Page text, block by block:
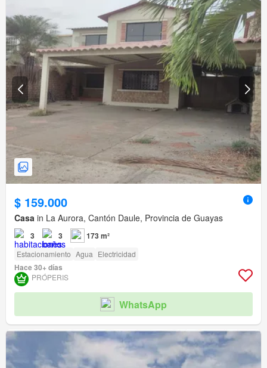
$ 159.000
Casa in La Aurora, Cantón Daule, Provincia de Guayas
3 3 173 m²
Estacionamiento Agua Electricidad
Hace 30+ días
PRÓPERIS
WhatsApp